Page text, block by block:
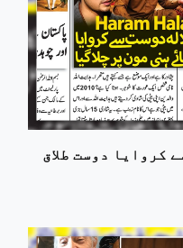
کروایا دوست طلاق